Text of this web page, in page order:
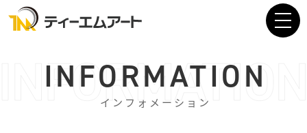
INFORMATION
インフォメーション